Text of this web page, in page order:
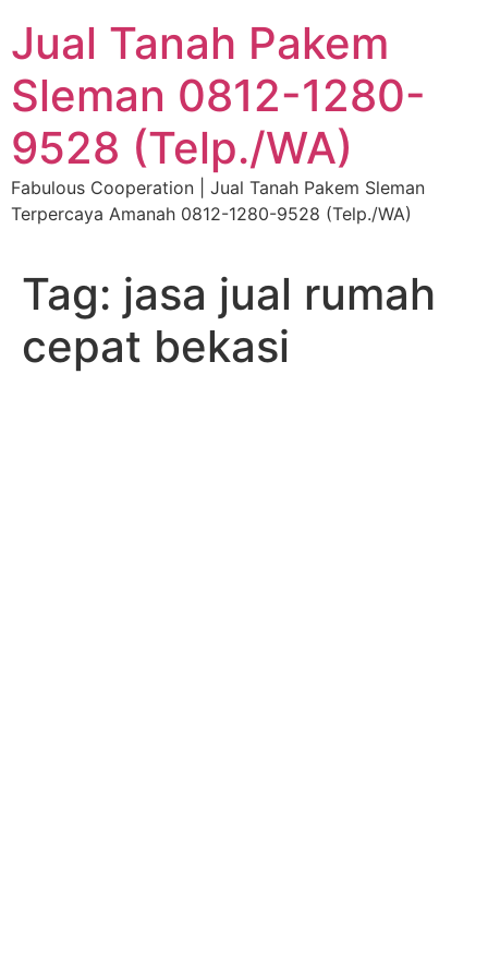
content
Jual Tanah Pakem
Sleman 0812-1280-
9528 (Telp./WA)
Fabulous Cooperation | Jual Tanah Pakem Sleman
Terpercaya Amanah 0812-1280-9528 (Telp./WA)
Tag: jasa jual rumah
cepat bekasi